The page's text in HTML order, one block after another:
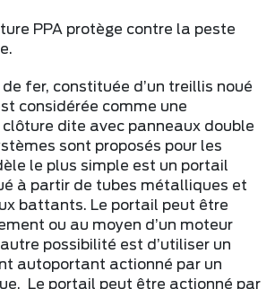
PPA protège contre la peste
fer, constituée d’un treillis noué
considérée comme une
dite avec panneaux double
sont proposés pour les
le plus simple est un portail
à partir de tubes métalliques et
battants. Le portail peut être
ou au moyen d’un moteur
possibilité est d’utiliser un
autoportant actionné par un
Le portail peut être actionné par